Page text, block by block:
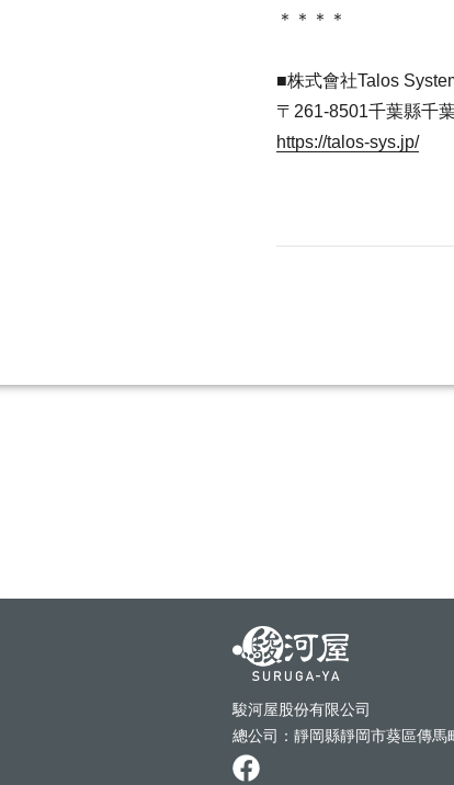
＊＊＊＊
株式會社Talos
〒261-8501千葉縣千
https://talos-sys.jp/
駿河屋股份有限公司
總公司：靜岡縣靜岡市葵區傳